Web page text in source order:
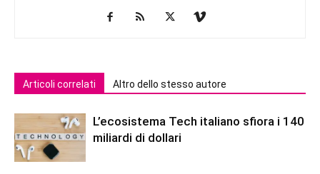
Articoli correlati Altro dello stesso autore
L’ecosistema Tech italiano sfiora i 140
miliardi di dollari